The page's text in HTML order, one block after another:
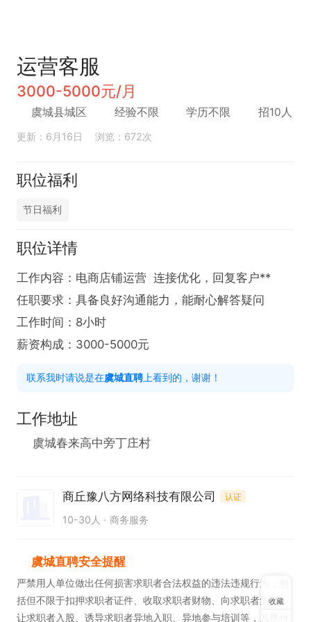
运营客服
3000-5000元/月
虞城县城区 经验不限 学历不限 招10人
更新：6月16日 浏览：672次
职位福利
节日福利
职位详情
工作内容：电商店铺运营  连接优化，回复客户**
任职要求：具备良好沟通能力，能耐心解答疑问
工作时间：8小时
薪资构成：3000-5000元
联系我时请说是在虞城直聘 上看到的，谢谢！
工作地址
虞城春来高中旁丁庄村
商丘豫八方网络科技有限公司 认证
10-30人 商务服务
虞城直聘安全提醒
严禁用人单位做出任何损害求职者合法权益的违法违规行为，包
括但不限于扣押求职者证件、收取求职者财物、向求职者集资、
让求职者入股、诱导求职者异地入职、异地参与培训等，凡是付
收藏